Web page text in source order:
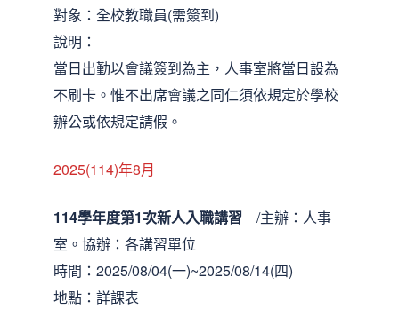
對象：全校教職員(需簽到)
說明：
當日出勤以會議簽到為主，人事室將當日設為
不刷卡。惟不出席會議之同仁須依規定於學校
辦公或依規定請假。
2025(114)年8月
114學年度第1次新人入職講習 /主辦：人事
室。協辦：各講習單位
時間：2025/08/04(一)~2025/08/14(四)
地點：詳課表